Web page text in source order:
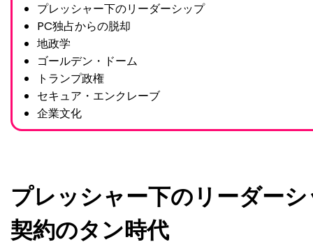
プレッシャー下のリーダーシップ
PC独占からの脱却
地政学
ゴールデン・ドーム
トランプ政権
セキュア・エンクレーブ
企業文化
プレッシャー下のリーダー
契約のタン時代